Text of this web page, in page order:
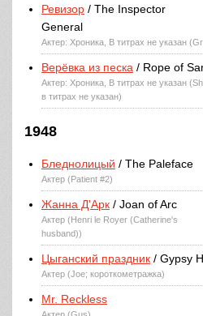
Ревизор / The Inspector
General
Актер: Хроника, В титрах не указан
Верёвка из песка / Rope of
Актер: Хроника, В титрах не указан
в титрах не указан)
1948
Бледнолицый / The Paleface
Актер (Patient #2)
Жанна Д'Арк / Joan of Arc
Актер (Henri le Royer (Catherine's
husband))
Цыганский праздник / Gypsy
Актер (Joe; короткометражка)
Mr. Reckless